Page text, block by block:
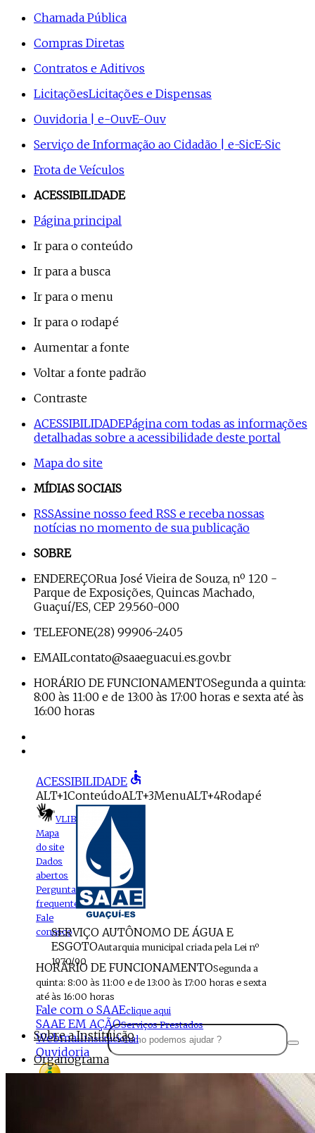
Chamada Pública
Compras Diretas
Contratos e Aditivos
LicitaçõesLicitações e Dispensas
Ouvidoria | e-OuvE-Ouv
Serviço de Informação ao Cidadão | e-SicE-Sic
Frota de Veículos
ACESSIBILIDADE
Página principal
Ir para o conteúdo
Ir para a busca
Ir para o menu
Ir para o rodapé
Aumentar a fonte
Voltar a fonte padrão
Contraste
ACESSIBILIDADEPágina com todas as informações
detalhadas sobre a acessibilidade deste portal
Mapa do site
MÍDIAS SOCIAIS
RSSAssine nosso feed RSS e receba nossas
notícias no momento de sua publicação
SOBRE
ENDEREÇORua José Vieira de Souza, nº 120 -
Parque de Exposições, Quincas Machado,
Guaçuí/ES, CEP 29.560-000
TELEFONE(28) 99906-2405
EMAILcontato@saaeguacui.es.gov.br
HORÁRIO DE FUNCIONAMENTOSegunda a quinta:
8:00 às 11:00 e de 13:00 às 17:00 horas e sexta até às
16:00 horas
ACESSIBILIDADE accessible
ALT+1ConteúdoALT+3MenuALT+4Rodapé
VLIBRAS
Mapa
do site
Dados
abertos
Perguntas
frequentes
Fale
conosco
SERVIÇO AUTÔNOMO DE ÁGUA E
ESGOTOAutarquia municipal criada pela Lei nº
1970/90
HORÁRIO DE FUNCIONAMENTOSegunda a
quinta: 8:00 às 11:00 e de 13:00 às 17:00 horas e sexta
até às 16:00 horas
Fale com o SAAEclique aqui
SAAE EM AÇÃOServiços Prestados
WebmailInstitucional
Ouvidoria
Sobre a Instituição
Organograma